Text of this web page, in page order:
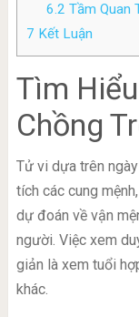
6.2 Tầm Quan
7 Kết Luận
Tìm
Chồng
Tử vi dựa trên
tích các cung
dự đoán về vận
người. Việc xem
giản là xem tuổi
khác.